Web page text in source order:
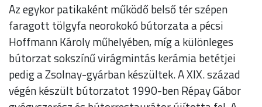
Az egykor patikaként működő belső tér szépen
faragott tölgyfa neorokokó bútorzata a pécsi
Hoffmann Károly műhelyében, míg a különleges
bútorzat sokszínű virágmintás kerámia betétjei
pedig a Zsolnay-gyárban készültek. A XIX. század
végén készült bútorzatot 1990-ben Répay Gábor